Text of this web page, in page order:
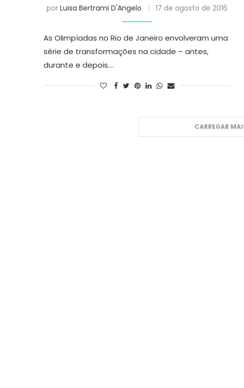
porLuisa Bertrami D'Angelo 17 de agosto de 2016
As Olimpíadas no Rio de Janeiro envolveram uma
série de transformações na cidade – antes,
durante e depois.…
CARREGAR